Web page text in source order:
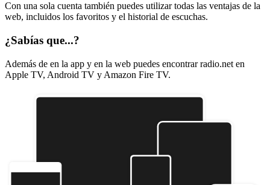
Con una sola cuenta también puedes utilizar todas las ventajas de la
web, incluidos los favoritos y el historial de escuchas.
¿Sabías que...?
Además de en la app y en la web puedes encontrar radio.net en
Apple TV, Android TV y Amazon Fire TV.